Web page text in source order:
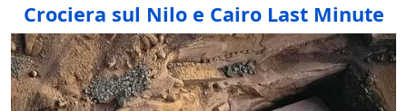
Crociera sul Nilo e Cairo Last Minute